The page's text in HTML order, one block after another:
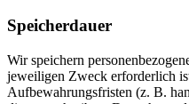
Speicherdauer
Wir speichern
jeweiligen Zweck erforderlich
Aufbewahrungsfristen (z. B.